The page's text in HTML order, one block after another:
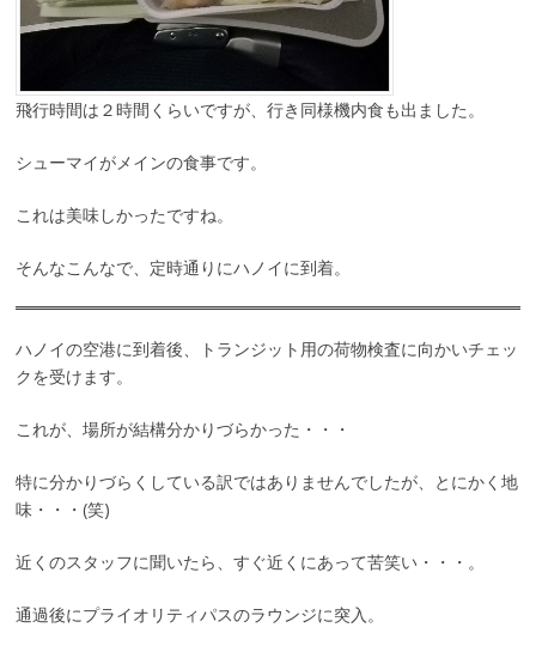
飛行時間は２時間くらいですが、行き同様機内食も出ました。
シューマイがメインの食事です。
これは美味しかったですね。
そんなこんなで、定時通りにハノイに到着。
ハノイの空港に到着後、トランジット用の荷物検査に向かいチェッ
クを受けます。
これが、場所が結構分かりづらかった・・・
特に分かりづらくしている訳ではありませんでしたが、とにかく地
味・・・(笑)
近くのスタッフに聞いたら、すぐ近くにあって苦笑い・・・。
通過後にプライオリティパスのラウンジに突入。